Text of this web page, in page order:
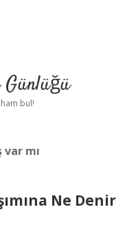
Günlüğü
bul!
var mı
Ne Denir